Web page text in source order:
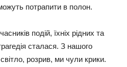
потрапити в полон.
подій, їхніх рідних та
сталася. З нашого
розрив, ми чули крики.